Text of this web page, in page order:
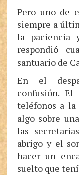
Pero uno de
siempre a
la paciencia
respondió
santuario de
En el
confusión. El
teléfonos a la
algo sobre
las
abrigo y el
hacer un
suelto que